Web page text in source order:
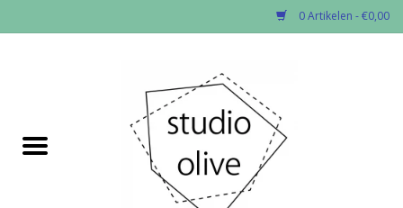
0 Artikelen - €0,00
✂︎Nieuw